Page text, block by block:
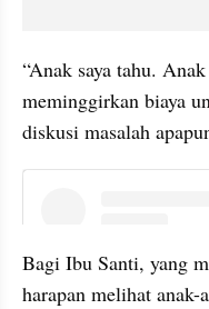
“Anak saya tahu.
meminggirkan biaya
diskusi masalah
Bagi Ibu Santi, yang
harapan melihat